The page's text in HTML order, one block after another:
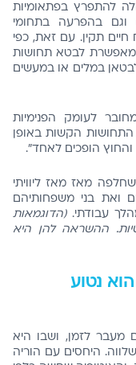
להתפרץ בפתאומיות
וגם בהפרעה בתחומי
חיים תקין. עם זאת, כפי
מאפשרת לבטא תחושות
במלים או במעשים
לעומק הפנימיות
הקשות באופן
והחוץ הופכים לאחד".
2016. בתקופה שחלפה מאז מאז ליוויתי
ואת בני משפחותיהם
עבודתי. (הדוגמאות
ההשראה להן היא
נטוע
מעבר לזמן, ושבו היא
היחסים עם הוריה